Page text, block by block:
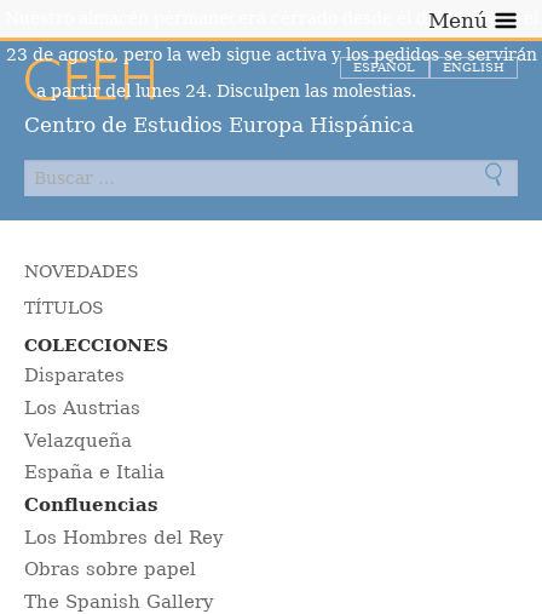
Centro de Estudios Europa Hispánica
ESPAÑOL ENGLISH
Menú
NOVEDADES
TÍTULOS
COLECCIONES
Disparates
Los Austrias
Velazqueña
España e Italia
Confluencias
Los Hombres del Rey
Obras sobre papel
The Spanish Gallery
Nuestro almacén permanecerá cerrado desde el día 10 hasta el
23 de agosto, pero la web sigue activa y los pedidos se servirán
a partir del lunes 24. Disculpen las molestias.